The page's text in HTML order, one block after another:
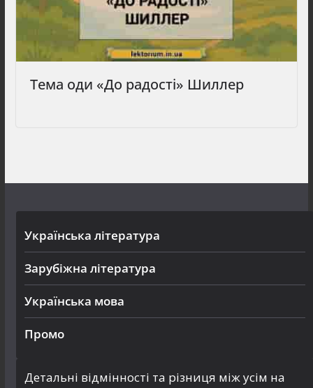
Тема оди «До радості» Шиллер
Українська література
Зарубіжна література
Українська мова
Промо
Детальні відмінності та різниця між усім на